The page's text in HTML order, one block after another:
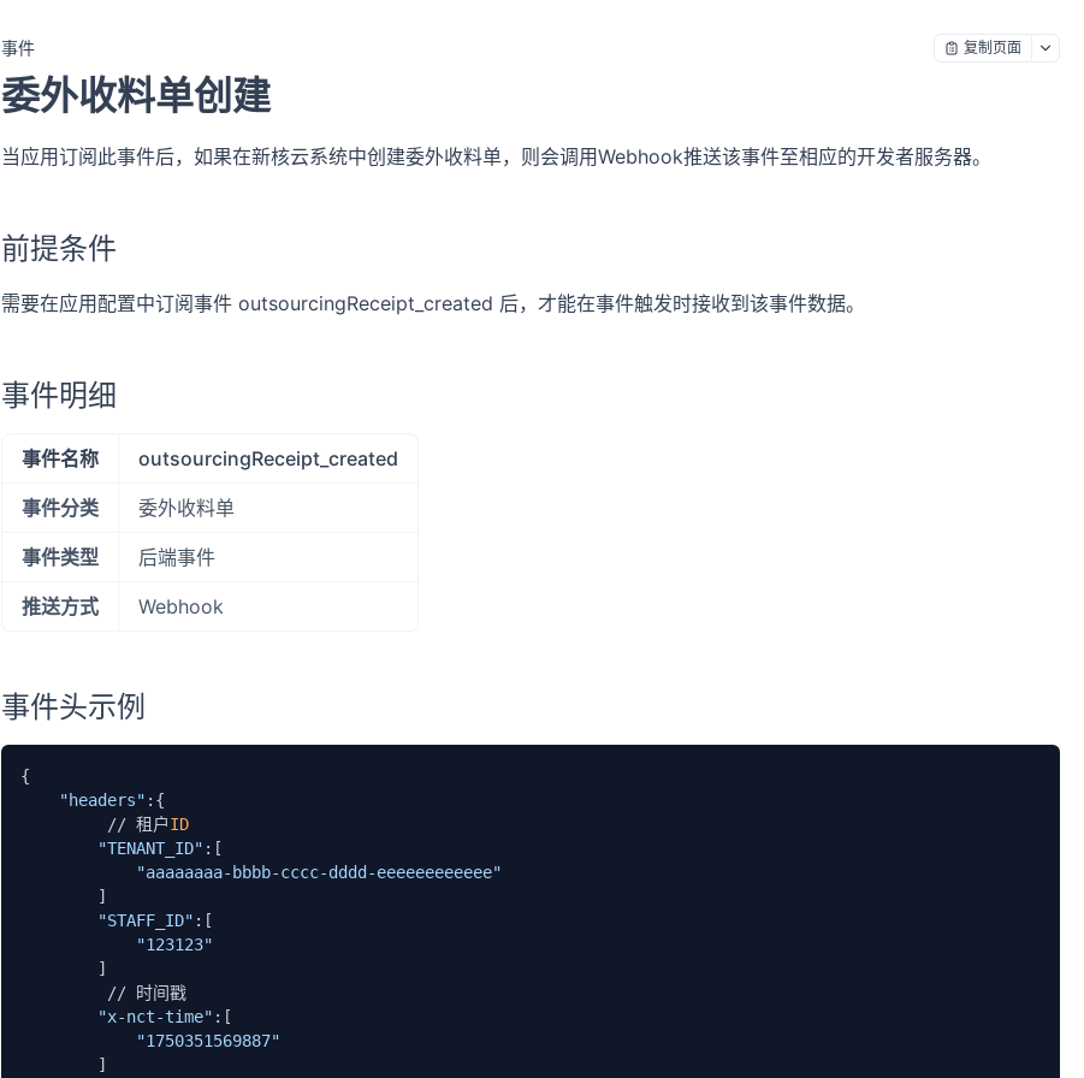
事件 复制页面
委外收料单创建
当应用订阅此事件后，如果在新核云系统中创建委外收料单，则会调用Webhook推送该事件至相应的开发者服务器。
前提条件
需要在应用配置中订阅事件 outsourcingReceipt_created 后，才能在事件触发时接收到该事件数据。
事件明细
事件名称 outsourcingReceipt_created
事件分类 委外收料单
事件类型 后端事件
推送方式 Webhook
事件头示例
{
"headers" :{
         // 租户
ID
"TENANT_ID" :[
"aaaaaaaa-bbbb-cccc-dddd-eeeeeeeeeeee"
"STAFF_ID" :[
"123123"
"x-nct-time" :[
"1750351569887"